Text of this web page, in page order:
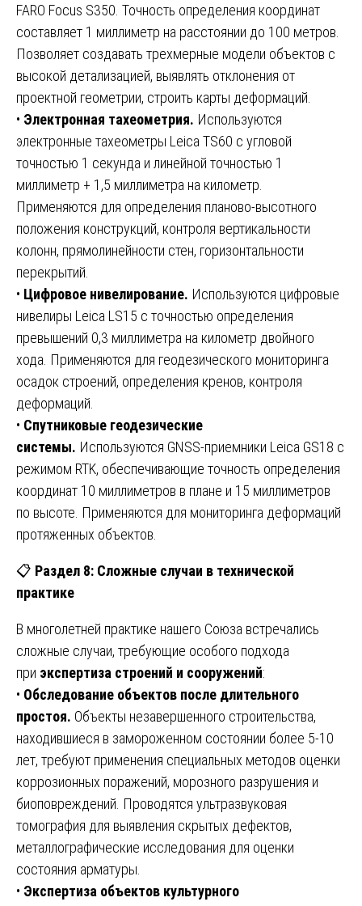
FARO Focus S350. Точность определения координат
составляет 1 миллиметр на расстоянии до 100 метров.
Позволяет создавать трехмерные модели объектов с
высокой детализацией, выявлять отклонения от
проектной геометрии, строить карты деформаций.
• Электронная тахеометрия. Используются
электронные тахеометры Leica TS60 с угловой
точностью 1 секунда и линейной точностью 1
миллиметр + 1,5 миллиметра на километр.
Применяются для определения планово-высотного
положения конструкций, контроля вертикальности
колонн, прямолинейности стен, горизонтальности
перекрытий.
• Цифровое нивелирование. Используются цифровые
нивелиры Leica LS15 с точностью определения
превышений 0,3 миллиметра на километр двойного
хода. Применяются для геодезического мониторинга
осадок строений, определения кренов, контроля
деформаций.
• Спутниковые геодезические
системы. Используются GNSS-приемники Leica GS18 с
режимом RTK, обеспечивающие точность определения
координат 10 миллиметров в плане и 15 миллиметров
по высоте. Применяются для мониторинга деформаций
протяженных объектов.
📋 Раздел 8: Сложные случаи в технической
практике
В многолетней практике нашего Союза встречались
сложные случаи, требующие особого подхода
при экспертиза строений и сооружений:
• Обследование объектов после длительного
простоя. Объекты незавершенного строительства,
находившиеся в замороженном состоянии более 5-10
лет, требуют применения специальных методов оценки
коррозионных поражений, морозного разрушения и
биоповреждений. Проводятся ультразвуковая
томография для выявления скрытых дефектов,
металлографические исследования для оценки
состояния арматуры.
• Экспертиза объектов культурного